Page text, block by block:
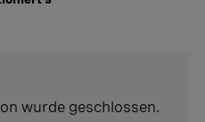
wurde geschlossen.